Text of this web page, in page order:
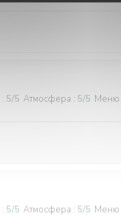
: 5/5 Атмосфера : 5/5 Меню
: 5/5 Атмосфера : 5/5 Меню